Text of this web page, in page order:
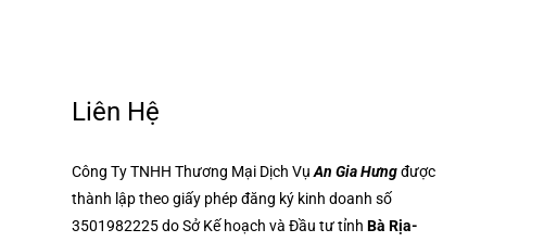
Liên Hệ
Công Ty TNHH Thương Mại Dịch Vụ An Gia Hưngđược
thành lập theo giấy phép đăng ký kinh doanh số
3501982225 do Sở Kế hoạch và Đầu tư tỉnhBà Rịa-